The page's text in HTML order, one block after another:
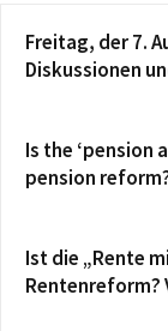
Freitag, der 7.
Diskussionen
Is the ‘pension
pension
Ist die „Rente
Rentenreform?